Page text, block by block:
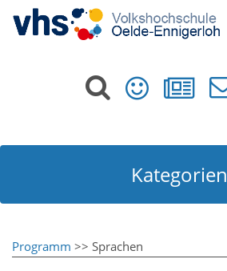
Kategorien
Programm >> Sprachen